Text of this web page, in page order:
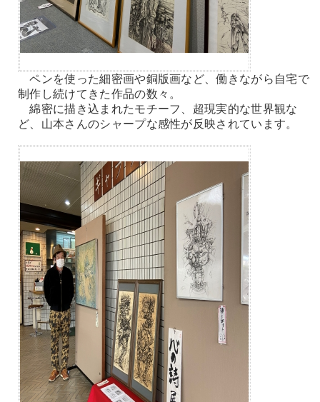
ペンを使った細密画や銅版画など、働きながら自宅で
制作し続けてきた作品の数々。
綿密に描き込まれたモチーフ、超現実的な世界観な
ど、山本さんのシャープな感性が反映されています。